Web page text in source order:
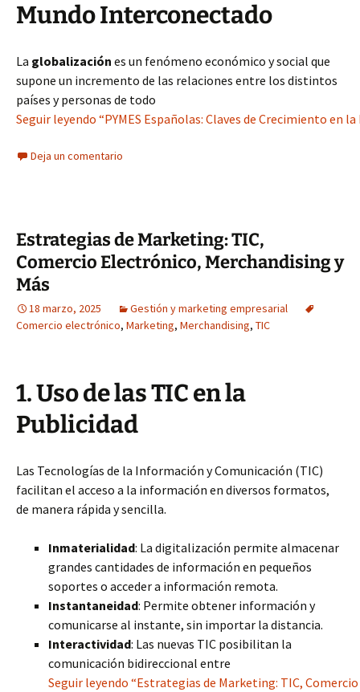
Mundo Interconectado
La globalización es un fenómeno económico y social que
supone un incremento de las relaciones entre los distintos
países y personas de todo
Seguir leyendo “PYMES Españolas: Claves de Crecimiento en
Deja un comentario
Estrategias de Marketing: TIC,
Comercio Electrónico, Merchandising y
Más
18 marzo, 2025
Gestión y marketing empresarial
Comercio electrónico, Marketing, Merchandising, TIC
1. Uso de las TIC en la
Publicidad
Las Tecnologías de la Información y Comunicación (TIC)
facilitan el acceso a la información en diversos formatos,
de manera rápida y sencilla.
Inmaterialidad: La digitalización permite almacenar
grandes cantidades de información en pequeños
soportes o acceder a información remota.
Instantaneidad: Permite obtener información y
comunicarse al instante, sin importar la distancia.
Interactividad: Las nuevas TIC posibilitan la
comunicación bidireccional entre
Seguir leyendo “Estrategias de Marketing: TIC,